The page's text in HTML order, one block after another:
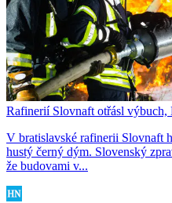
Rafinerií Slovnaft otřásl výbuch,
V bratislavské rafinerii Slovnaft
hustý černý dým. Slovenský
že budovami v...